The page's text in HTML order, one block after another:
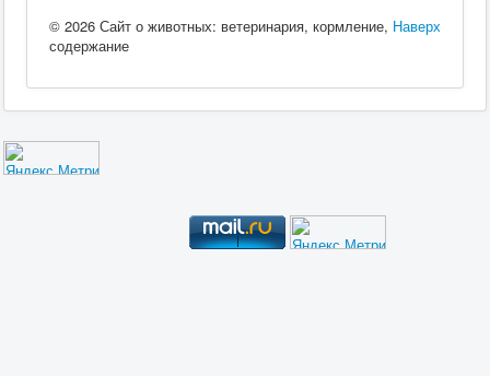
Наверх
© 2026 Сайт о животных: ветеринария, кормление,
содержание